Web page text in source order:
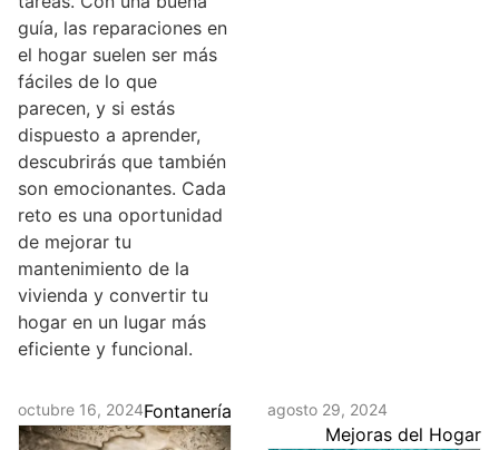
guía, las reparaciones en
el hogar suelen ser más
fáciles de lo que
parecen, y si estás
dispuesto a aprender,
descubrirás que también
son emocionantes. Cada
reto es una oportunidad
de mejorar tu
mantenimiento de la
vivienda y convertir tu
hogar en un lugar más
eficiente y funcional.
octubre 16, 2024Fontanería agosto 29, 2024
Mejoras del Hogar